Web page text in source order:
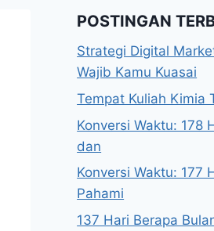
POSTINGAN
Strategi Digital
Wajib Kamu Kuasai
Tempat Kuliah Kimia
Konversi Waktu: 178
dan
Konversi Waktu: 177
Pahami
137 Hari Berapa